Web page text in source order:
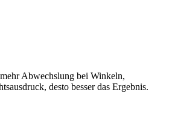
Abwechslung bei Winkeln,
desto besser das Ergebnis.